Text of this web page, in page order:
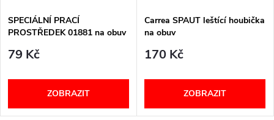
SPECIÁLNÍ PRACÍ
PROSTŘEDEK 01881 na obuv
79 Kč
ZOBRAZIT
Carrea SPAUT leštící houbička
na obuv
170 Kč
ZOBRAZIT